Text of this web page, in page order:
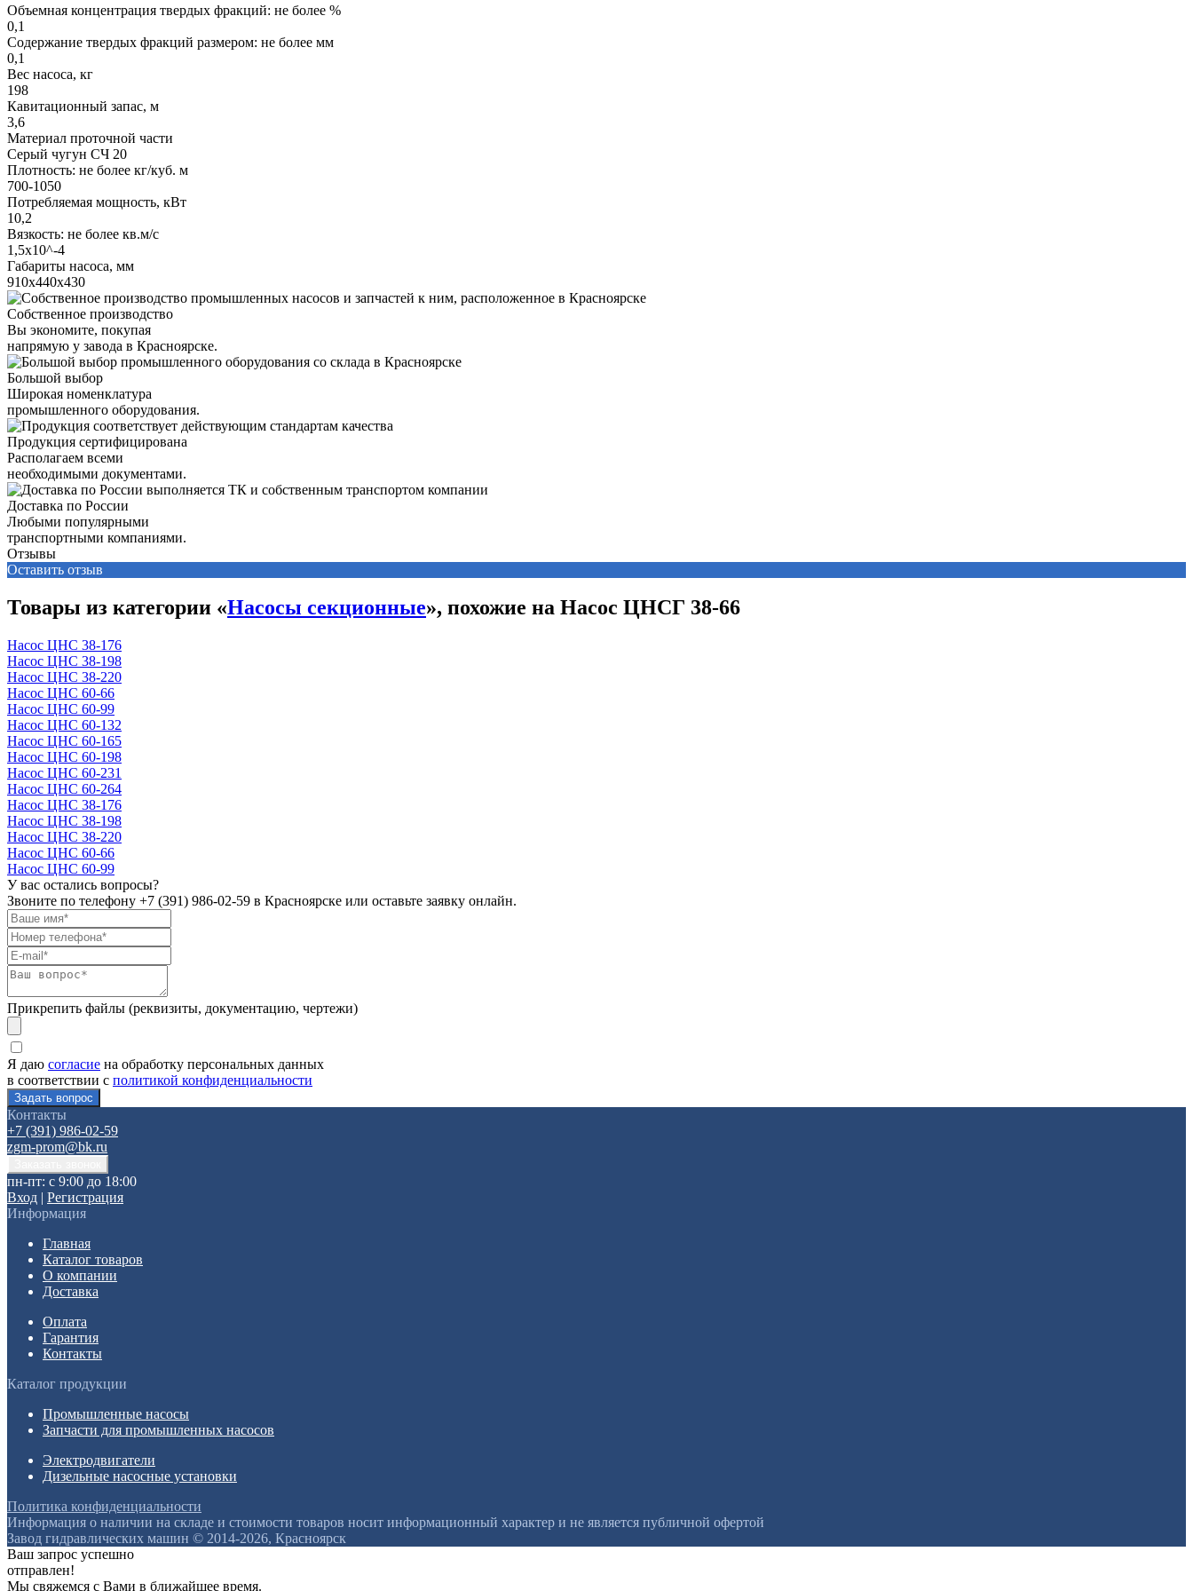
Объемная концентрация твердых фракций: не более %
0,1
Содержание твердых фракций размером: не более мм
0,1
Вес насоса, кг
198
Кавитационный запас, м
3,6
Материал проточной части
Серый чугун СЧ 20
Плотность: не более кг/куб. м
700-1050
Потребляемая мощность, кВт
10,2
Вязкость: не более кв.м/с
1,5х10^-4
Габариты насоса, мм
910х440х430
Собственное производство
Вы экономите, покупая
напрямую у завода в Красноярске.
Большой выбор
Широкая номенклатура
промышленного оборудования.
Продукция сертифицирована
Располагаем всеми
необходимыми документами.
Доставка по России
Любыми популярными
транспортными компаниями.
Отзывы
Оставить отзыв
Товары из категории «Насосы секционные», похожие на Насос ЦНСГ 38-66
Насос ЦНС 38-176
Насос ЦНС 38-198
Насос ЦНС 38-220
Насос ЦНС 60-66
Насос ЦНС 60-99
Насос ЦНС 60-132
Насос ЦНС 60-165
Насос ЦНС 60-198
Насос ЦНС 60-231
Насос ЦНС 60-264
Насос ЦНС 38-176
Насос ЦНС 38-198
Насос ЦНС 38-220
Насос ЦНС 60-66
Насос ЦНС 60-99
У вас остались вопросы?
Звоните по телефону +7 (391) 986-02-59 в Красноярске или оставьте заявку онлайн.
Прикрепить файлы (реквизиты, документацию, чертежи)
Я даю согласие на обработку персональных данных
в соответствии с политикой конфиденциальности
Контакты
+7 (391) 986-02-59
zgm-prom@bk.ru
пн-пт: с 9:00 до 18:00
Вход | Регистрация
Информация
Главная
Каталог товаров
О компании
Доставка
Оплата
Гарантия
Контакты
Каталог продукции
Промышленные насосы
Запчасти для промышленных насосов
Электродвигатели
Дизельные насосные установки
Политика конфиденциальности
Информация о наличии на складе и стоимости товаров носит информационный характер и не является публичной офертой
Завод гидравлических машин © 2014-2026, Красноярск
Ваш запрос успешно
отправлен!
Мы свяжемся с Вами в ближайшее время.